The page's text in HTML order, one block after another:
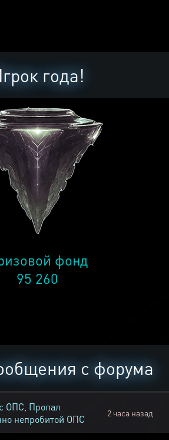
года!
фонд
95 260
с форума
ОПС, Пропал
непробитой ОПС
2 часа назад